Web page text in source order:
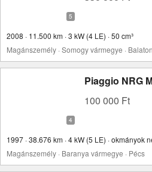
2008 · 11.500 km · 3 kW (4 LE) · 50 cm³
Magánszemély · Somogy vármegye ·
Piaggio NRG
100 000 Ft
1997 · 38.676 km · 4 kW (5 LE) · okmányok
Magánszemély · Baranya vármegye · Pécs